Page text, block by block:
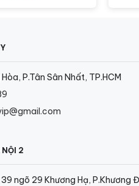
P.Tân Sân Nhất, TP.HCM
NỘI 2
ngõ 29 Khương Hạ, P.Khương